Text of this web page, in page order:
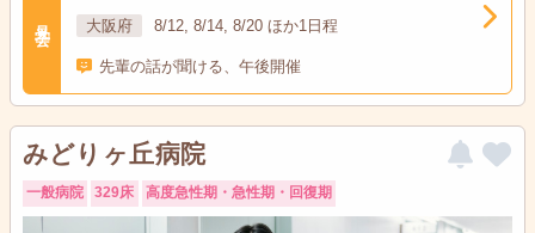
大阪府 8/12, 8/14, 8/20 ほか1日程
先輩の話が聞ける、午後開催
みどりヶ丘病院
一般病院 329床 高度急性期・急性期・回復期